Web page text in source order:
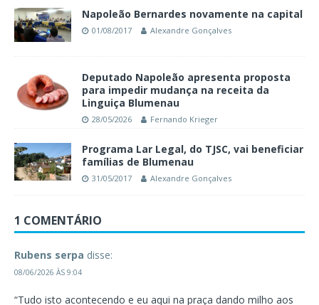
Napoleão Bernardes novamente na capital
01/08/2017 Alexandre Gonçalves
Deputado Napoleão apresenta proposta
para impedir mudança na receita da
Linguiça Blumenau
28/05/2026 Fernando Krieger
Programa Lar Legal, do TJSC, vai beneficiar
famílias de Blumenau
31/05/2017 Alexandre Gonçalves
1 COMENTÁRIO
Rubens serpa disse:
08/06/2026 ÀS 9:04
“Tudo isto acontecendo e eu aqui na praça dando milho aos